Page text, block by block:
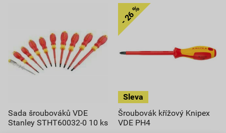
Sada šroubováků VDE
Stanley STHT60032-0 10 ks
Šroubovák křížový Knipex
VDE PH4